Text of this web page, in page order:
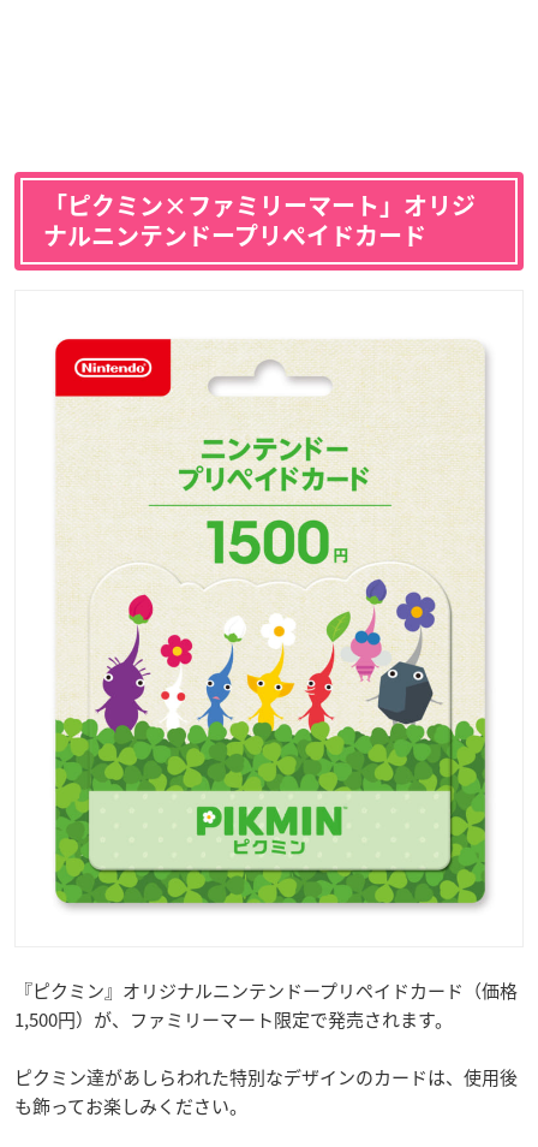
「ピクミン×ファミリーマート」オリジ
ナルニンテンドープリペイドカード
『ピクミン』オリジナルニンテンドープリペイドカード（価格
1,500円）が、ファミリーマート限定で発売されます。
ピクミン達があしらわれた特別なデザインのカードは、使用後
も飾ってお楽しみください。